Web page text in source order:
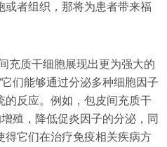
者组织，那将为患者带来福
充质干细胞展现出更为强大的
们能够通过分泌多种细胞因子
的反应。例如，包皮间充质干
殖，降低促炎因子的分泌，同
得它们在治疗免疫相关疾病方